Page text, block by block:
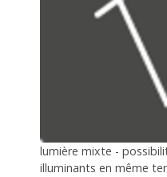
lumière mixte -
illuminants en même